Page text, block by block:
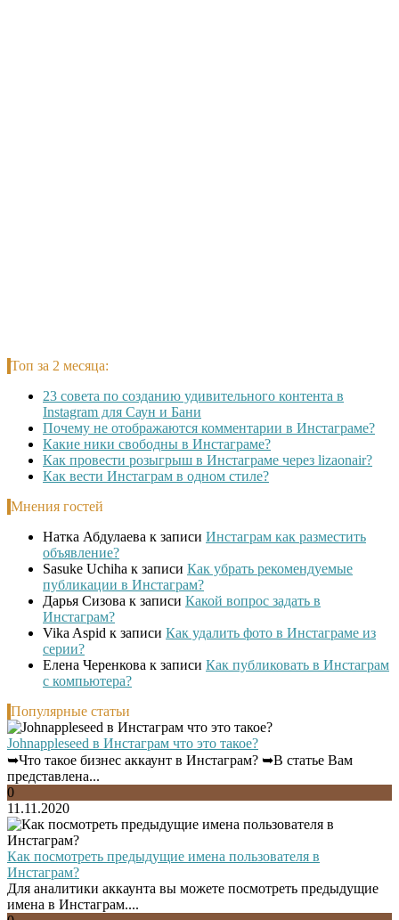
Топ за 2 месяца:
23 совета по созданию удивительного контента в
Instagram для Саун и Бани
Почему не отображаются комментарии в Инстаграме?
Какие ники свободны в Инстаграме?
Как провести розыгрыш в Инстаграме через lizaonair?
Как вести Инстаграм в одном стиле?
Мнения гостей
Натка Абдулаева к записи Инстаграм как разместить
объявление?
Sasuke Uchiha к записи Как убрать рекомендуемые
публикации в Инстаграм?
Дарья Сизова к записи Какой вопрос задать в
Инстаграм?
Vika Aspid к записи Как удалить фото в Инстаграме из
серии?
Елена Черенкова к записи Как публиковать в Инстаграм
с компьютера?
Популярные статьи
Johnappleseed в Инстаграм что это такое?
➥Что такое бизнес аккаунт в Инстаграм? ➥В статье Вам
представлена...
0
11.11.2020
Как посмотреть предыдущие имена пользователя в
Инстаграм?
Для аналитики аккаунта вы можете посмотреть предыдущие
имена в Инстаграм....